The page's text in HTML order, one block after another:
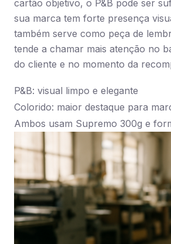
cartão objetivo, o P&B pode ser
sua marca tem forte presença
também serve como peça de
tende a chamar mais atenção no
do cliente e no momento da
P&B: visual limpo e elegante
Colorido: maior destaque para
Ambos usam Supremo 300g e